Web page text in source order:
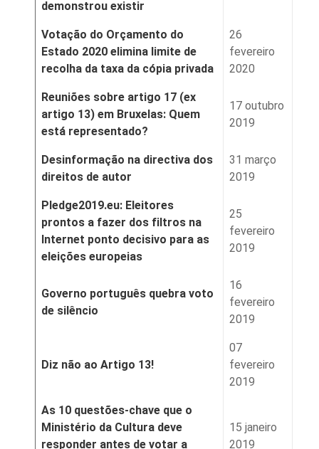
demonstrou existir
Votação do Orçamento do
Estado 2020 elimina limite de
recolha da taxa da cópia privada
26
fevereiro
2020
Reuniões sobre artigo 17 (ex
artigo 13) em Bruxelas: Quem
está representado?
17 outubro
2019
Desinformação na directiva dos
direitos de autor
31 março
2019
Pledge2019.eu: Eleitores
prontos a fazer dos filtros na
Internet ponto decisivo para as
eleições europeias
25
fevereiro
2019
Governo português quebra voto
de silêncio
16
fevereiro
2019
Diz não ao Artigo 13!
07
fevereiro
2019
As 10 questões-chave que o
Ministério da Cultura deve
responder antes de votar a
15 janeiro
2019